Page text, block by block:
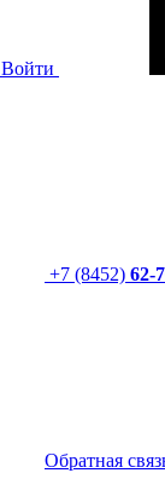
Войти
+7 (8452) 62-
Обратная